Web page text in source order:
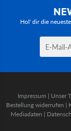
Hol' dir die
Impressum | Unser
Bestellung widerrufen |
Mediadaten |